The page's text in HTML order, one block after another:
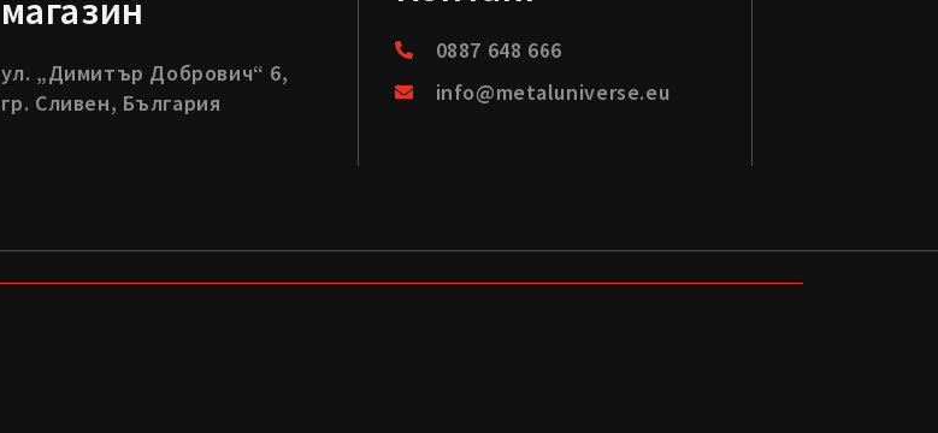
магазин
ул. „Димитър Добрович“ 6,
гр. Сливен, България
0887 648 666
info@metaluniverse.eu